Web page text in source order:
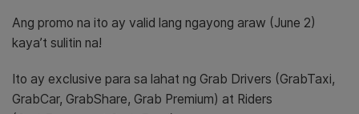
Ang promo na ito ay valid lang ngayong araw (June 2)
kaya’t sulitin na!
Ito ay exclusive para sa lahat ng Grab Drivers (GrabTaxi,
GrabCar, GrabShare, Grab Premium) at Riders